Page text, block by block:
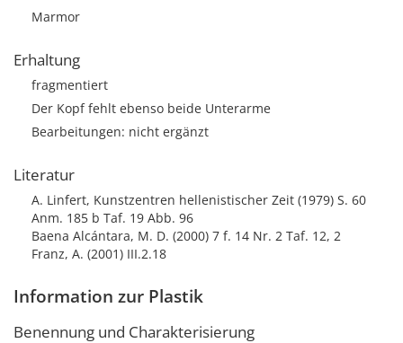
Marmor
Erhaltung
fragmentiert
Der Kopf fehlt ebenso beide Unterarme
Bearbeitungen: nicht ergänzt
Literatur
A. Linfert, Kunstzentren hellenistischer Zeit (1979) S. 60
Anm. 185 b Taf. 19 Abb. 96
Baena Alcántara, M. D. (2000) 7 f. 14 Nr. 2 Taf. 12, 2
Franz, A. (2001) III.2.18
Information zur Plastik
Benennung und Charakterisierung